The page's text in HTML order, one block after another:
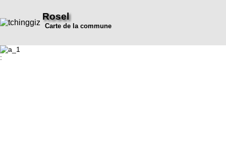
Rosel
Carte de la commune
: